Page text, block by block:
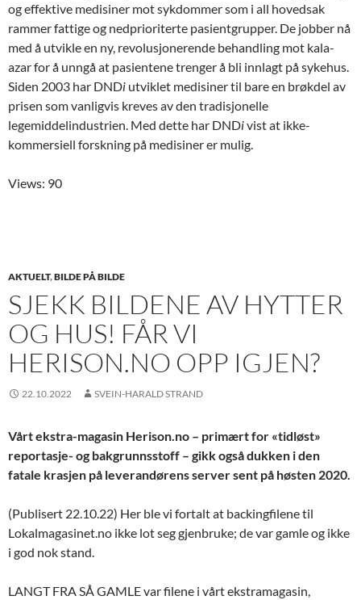
og effektive medisiner mot sykdommer som i all hovedsak
rammer fattige og nedprioriterte pasientgrupper. De jobber nå
med å utvikle en ny, revolusjonerende behandling mot kala-
azar for å unngå at pasientene trenger å bli innlagt på sykehus.
Siden 2003 har DNDi utviklet medisiner til bare en brøkdel av
prisen som vanligvis kreves av den tradisjonelle
legemiddelindustrien. Med dette har DNDivist at ikke-
kommersiell forskning på medisiner er mulig.
Views: 90
AKTUELT,BILDE PÅ BILDE
SJEKK BILDENE AV HYTTER
OG HUS! FÅR VI
HERISON.NO OPP IGJEN?
22.10.2022 SVEIN-HARALD STRAND
Vårt ekstra-magasin Herison.no – primært for «tidløst»
reportasje- og bakgrunnsstoff – gikk også dukken i den
fatale krasjen på leverandørens server sent på høsten 2020.
(Publisert 22.10.22) Her ble vi fortalt at backingfilene til
Lokalmagasinet.no ikke lot seg gjenbruke; de var gamle og ikke
i god nok stand.
LANGT FRA SÅ GAMLE var filene i vårt ekstramagasin,